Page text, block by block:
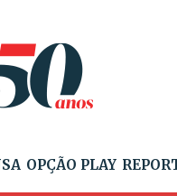
OPÇÃO PLAY